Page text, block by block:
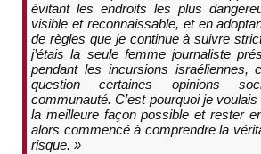
évitant les endroits les plus
visible et reconnaissable, et en
de règles que je continue à suivre
j’étais la seule femme journaliste
pendant les incursions israéliennes,
question certaines opinions
communauté. C’est pourquoi je
la meilleure façon possible et rester
alors commencé à comprendre la
risque. »